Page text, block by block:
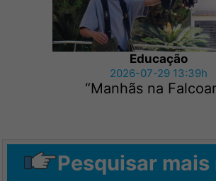
Educação
2026-07-29 13:39h
“Manhãs na
Pesquisar